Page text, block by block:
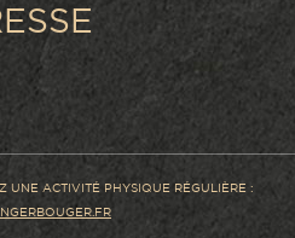
UNE ACTIVITÉ PHYSIQUE RÉGULIÈRE :